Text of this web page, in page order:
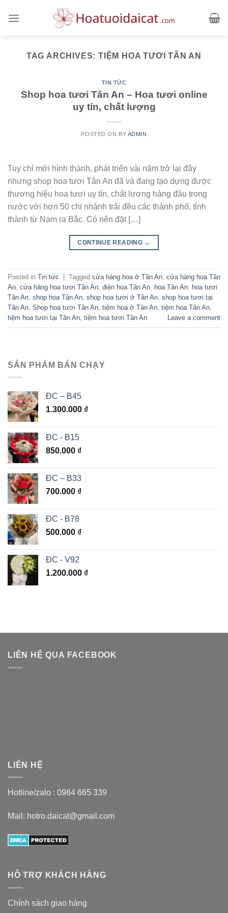
TAG ARCHIVES:TIỆM HOA TƯƠI TÂN AN
TIN TỨC
Shop hoa tươi Tân An – Hoa tươi online
uy tín, chất lượng
POSTED ON BY ADMIN
Tuy chỉ mới hình thành, phát triển vài năm trở lại đây
nhưng shop hoa tươi Tân An đã và đang tạo dựng được
thương hiệu hoa tươi uy tín, chất lượng hàng đầu trong
nước với hơn 50 chi nhánh trải đều các thành phố, tỉnh
thành từ Nam ra Bắc. Có nên đặt […]
CONTINUE READING →
Posted in Tin tức Tagged cửa hàng hoa ở Tân An cửa hàng hoa Tân
An cửa hàng hoa tươi Tân An điện hoa Tân An hoa Tân An
hoa tươi
Tân An shop hoa Tân An shop hoa tươi ở Tân An shop hoa tươi tại
Tân An Shop hoa tươi Tân An tiệm hoa ở Tân An tiệm hoa Tân An
tiệm hoa tươi tại Tân An tiệm hoa tươi Tân An Leave a comment
SẢN PHẨM BÁN CHẠY
ĐC – B45
1.300.000 ₫
ĐC - B15
850.000 ₫
ĐC – B33
700.000 ₫
ĐC - B78
500.000 ₫
ĐC - V92
1.200.000 ₫
LIÊN HỆ QUA FACEBOOK
LIÊN HỆ
Hotline/zalo : 0984 665 339
Mail: hotro.daicat@gmail.com
HỖ TRỢ KHÁCH HÀNG
Chính sách giao hàng